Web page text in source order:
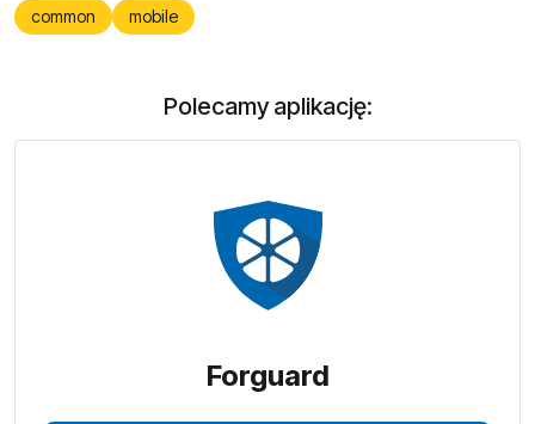
common mobile
Polecamy aplikację:
Forguard